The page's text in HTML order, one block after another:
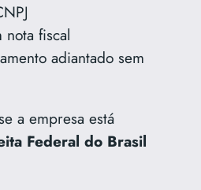
fiscal
adiantado sem
a empresa está
Federal do Brasil